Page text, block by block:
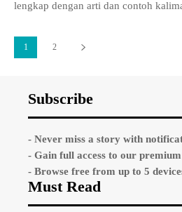
lengkap dengan arti dan contoh
1 2
Subscribe
- Never miss a story with
- Gain full access to our
- Browse free from up to 5
Must Read